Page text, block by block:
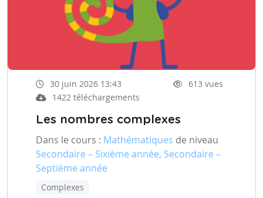
30 juin 2026 13:43
613 vues
1422 téléchargements
Les nombres complexes
Dans le cours : Mathématiques de niveau
Secondaire – Sixième année, Secondaire –
Septième année
Complexes